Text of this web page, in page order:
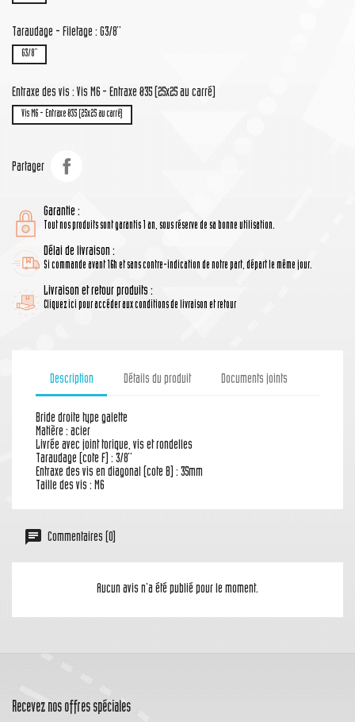
Taraudage - Filetage : G3/8''
G3/8''
Entraxe des vis : Vis M6 - Entraxe Ø35 (25x25 au carré)
Vis M6 - Entraxe Ø35 (25x25 au carré)
Partager
Garantie :
Tout nos produits sont garantis 1 an, sous réserve de sa bonne utilisation.
Délai de livraison :
Si commande avant 16h et sans contre-indication de notre part, départ le même jour.
Livraison et retour produits :
Cliquez ici pour accéder aux conditions de livraison et retour
Description Détails du produit Documents joints
Bride droite type galette
Matière : acier
Livrée avec joint torique, vis et rondelles
Taraudage (cote F) : 3/8''
Entraxe des vis en diagonal (cote B) : 35mm
Taille des vis : M6
Commentaires (0)
Aucun avis n'a été publié pour le moment.
Recevez nos offres spéciales